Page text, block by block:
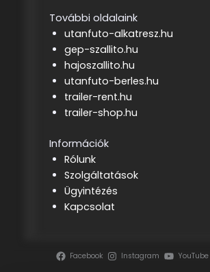
További oldalaink
utanfuto-alkatresz.hu
gep-szallito.hu
hajoszallito.hu
utanfuto-berles.hu
trailer-rent.hu
trailer-shop.hu
Információk
Rólunk
Szolgáltatások
Ügyintézés
Kapcsolat
Facebook Instagram YouTube